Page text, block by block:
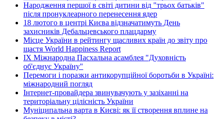
Народження першої в світі дитини від "трьох батьків"
після пронуклеарного перенесення ядер
18 лютого в центрі Києва відзначатимуть День
захисників Дебальцевського плацдарму
Місце України в рейтингу щасливих країн до звіту про
щастя World Happiness Report
ІХ Міжнародна Пасхальна асамблея "Духовність
об'єднує Україну"
Перемоги і поразки антикорупційної боротьби в Україні:
міжнародний погляд
Інтернет-провайдера звинувачують у зазіханні на
територіальну цілісність України
Муніципальна варта в Києві: як її створення вплине на